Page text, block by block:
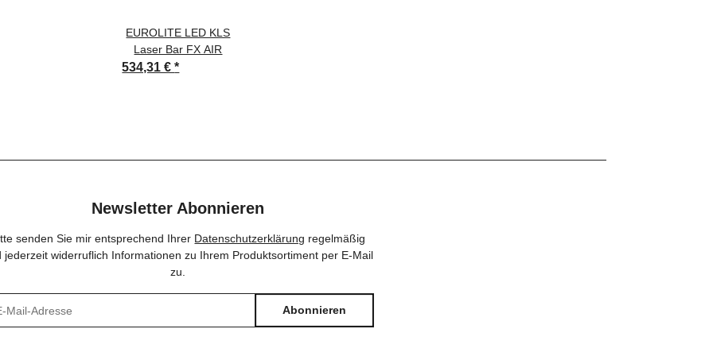
EUROLITE LED KLS
Laser Bar FX AIR
534,31 €*
Newsletter Abonnieren
senden Sie mir entsprechend Ihrer Datenschutzerklärung regelmäßig
jederzeit widerruflich Informationen zu Ihrem Produktsortiment per E-Mail
zu.
Abonnieren